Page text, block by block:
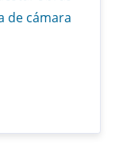
de cámara